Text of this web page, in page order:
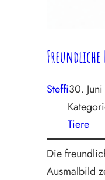
Freundliche
Steffi30.
Tiere
Die
Ausmalbild